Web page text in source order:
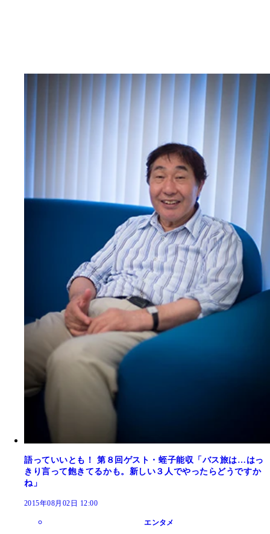
語っていいとも！ 第８回ゲスト・蛭子能収「バス旅は…はっ
きり言って飽きてるかも。新しい３人でやったらどうですか
ね」
2015年08月02日 12:00
エンタメ